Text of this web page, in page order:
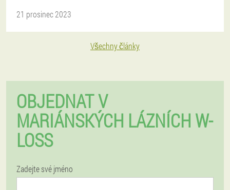
21 prosinec 2023
Všechny články
OBJEDNAT V
MARIÁNSKÝCH LÁZNÍCH W-
LOSS
Zadejte své jméno